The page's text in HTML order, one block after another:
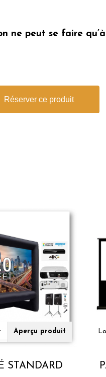
ne peut se faire
Réserver ce produit
Aperçu produit
STANDARD